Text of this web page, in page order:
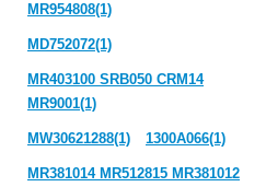
MR954808(1)
MD752072(1)
MR403100 SRB050 CRM14
MR9001(1)
MW30621288(1) 1300A066(1)
MR381014 MR512815 MR381012